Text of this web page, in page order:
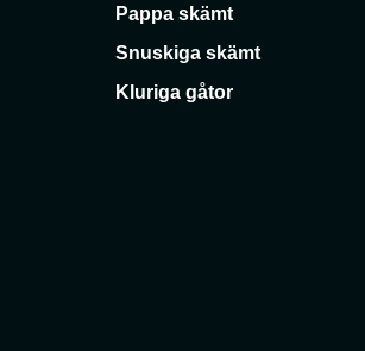
Pappa skämt
Snuskiga skämt
Kluriga gåtor